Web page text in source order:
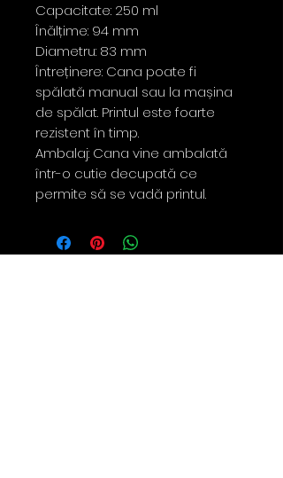
Capacitate: 250 ml
Înălțime: 94 mm
Diametru: 83 mm
Întreținere: Cana poate fi
spălată manual sau la mașina
de spălat. Printul este foarte
rezistent în timp.
Ambalaj: Cana vine ambalată
într-o cutie decupată ce
permite să se vadă printul.